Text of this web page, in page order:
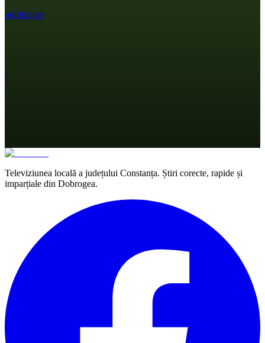
publicitate
Televiziunea locală a județului Constanța. Știri corecte, rapide și
imparțiale din Dobrogea.